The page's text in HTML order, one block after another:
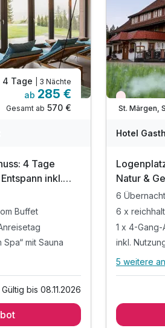
inkl. WLAN
4 Tage | 3 Nächte
ab 285 €
Gesamt ab 570 €
4 Tage
inkl.
Buffet
mit Sauna
Buffet
Gültig bis 08.11.2026
Nur noch
Hotel
Natur &
6
6 x
1 x 4-
inkl.
Alle
6 x
5 weitere